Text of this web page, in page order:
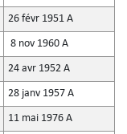
26 févr 1951 A
8 nov 1960 A
24 avr 1952 A
28 janv 1957 A
11 mai 1976 A